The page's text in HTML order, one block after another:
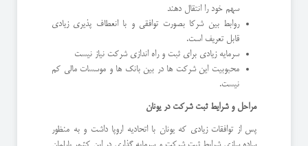
سهم خود را انتقال دهند
روابط بین شرکا بصورت توافقی و با انعطاف پذیری زیادی
قابل تعریف است.
سرمایه زیادی برای ثبت و راه اندازی شرکت نیاز نیست
محبوبیت این شرکت ها در بین بانک ها و موسسات مالی کم
نیست.
مراحل و شرایط ثبت شرکت در یونان
پس از توافقات زیادی که یونان با اتحادیه اروپا داشت و به منظور